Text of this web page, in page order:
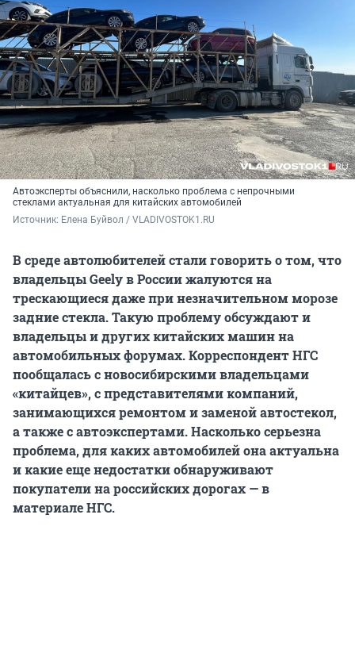
Автоэксперты объяснили, насколько проблема с непрочными
стеклами актуальная для китайских автомобилей
Источник: Елена Буйвол / VLADIVOSTOK1.RU
В среде автолюбителей стали говорить о том, что
владельцы Geely в России жалуются на
трескающиеся даже при незначительном морозе
задние стекла. Такую проблему обсуждают и
владельцы и других китайских машин на
автомобильных форумах. Корреспондент НГС
пообщалась с новосибирскими владельцами
«китайцев», с представителями компаний,
занимающихся ремонтом и заменой автостекол,
а также с автоэкспертами. Насколько серьезна
проблема, для каких автомобилей она актуальна
и какие еще недостатки обнаруживают
покупатели на российских дорогах — в
материале НГС.